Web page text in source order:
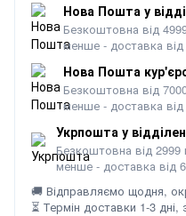
Нова Пошта у
Безкоштовна від
менше - доставка від
Нова Пошта
Безкоштовна від
менше - доставка від
Укрпошта у
Безкоштовна від 2999
менше - доставка від
🚚 Відправляємо щодня,
⏳ Термін доставки 1-3 дні,